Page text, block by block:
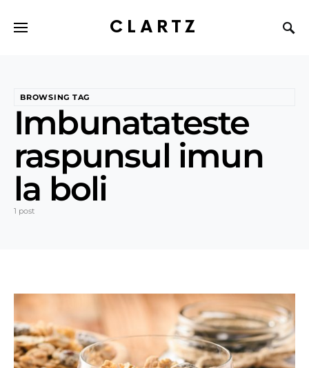
CLARTZ
BROWSING TAG
Imbunatateste
raspunsul imun
la boli
1 post